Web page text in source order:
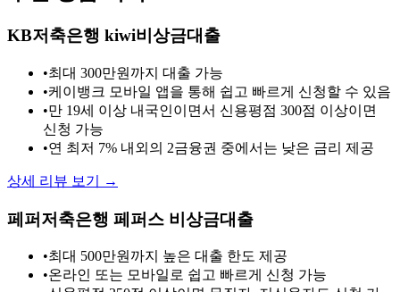
KB저축은행 kiwi비상금대출
•최대 300만원까지 대출 가능
•케이뱅크 모바일 앱을 통해 쉽고 빠르게 신청할 수 있음
•만 19세 이상 내국인이면서 신용평점 300점 이상이면
신청 가능
•연 최저 7% 내외의 2금융권 중에서는 낮은 금리 제공
상세 리뷰 보기 →
페퍼저축은행 페퍼스 비상금대출
•최대 500만원까지 높은 대출 한도 제공
•온라인 또는 모바일로 쉽고 빠르게 신청 가능